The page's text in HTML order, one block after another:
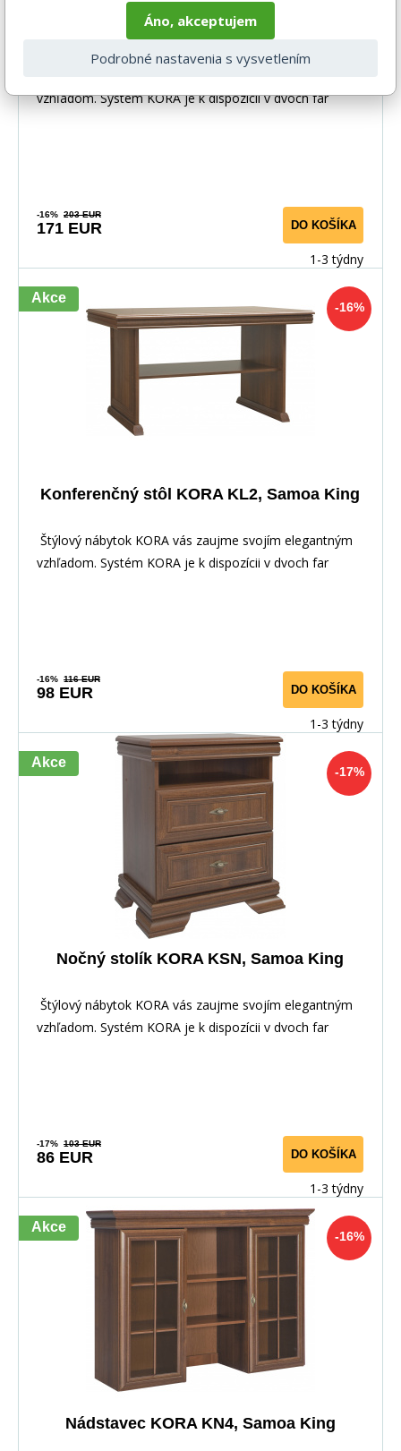
Komoda KORA KRT, Samoa King
vzhľadom. Systém KORA je k dispozícii v dvoch far
-16% 203 EUR
171 EUR DO KOŠÍKA
1-3 týdny
-16%
Akce
Konferenčný stôl KORA KL2, Samoa King
Štýlový nábytok KORA vás zaujme svojím elegantným
vzhľadom. Systém KORA je k dispozícii v dvoch far
-16% 116 EUR
98 EUR DO KOŠÍKA
1-3 týdny
-17%
Akce
Nočný stolík KORA KSN, Samoa King
Štýlový nábytok KORA vás zaujme svojím elegantným
vzhľadom. Systém KORA je k dispozícii v dvoch far
-17% 103 EUR
86 EUR DO KOŠÍKA
1-3 týdny
-16%
Akce
Nádstavec KORA KN4, Samoa King
Áno, akceptujem
Podrobné nastavenia s vysvetlením